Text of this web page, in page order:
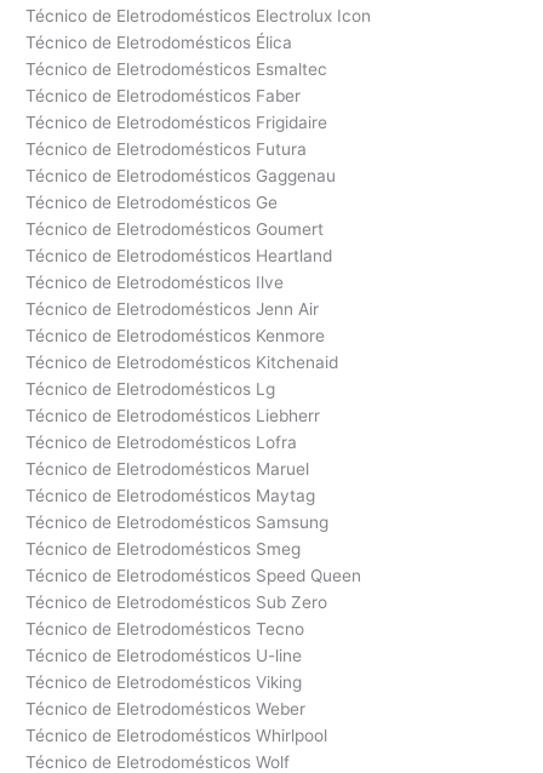
Técnico de Eletrodomésticos Electrolux Icon
Técnico de Eletrodomésticos Élica
Técnico de Eletrodomésticos Esmaltec
Técnico de Eletrodomésticos Faber
Técnico de Eletrodomésticos Frigidaire
Técnico de Eletrodomésticos Futura
Técnico de Eletrodomésticos Gaggenau
Técnico de Eletrodomésticos Ge
Técnico de Eletrodomésticos Goumert
Técnico de Eletrodomésticos Heartland
Técnico de Eletrodomésticos Ilve
Técnico de Eletrodomésticos Jenn Air
Técnico de Eletrodomésticos Kenmore
Técnico de Eletrodomésticos Kitchenaid
Técnico de Eletrodomésticos Lg
Técnico de Eletrodomésticos Liebherr
Técnico de Eletrodomésticos Lofra
Técnico de Eletrodomésticos Maruel
Técnico de Eletrodomésticos Maytag
Técnico de Eletrodomésticos Samsung
Técnico de Eletrodomésticos Smeg
Técnico de Eletrodomésticos Speed Queen
Técnico de Eletrodomésticos Sub Zero
Técnico de Eletrodomésticos Tecno
Técnico de Eletrodomésticos U-line
Técnico de Eletrodomésticos Viking
Técnico de Eletrodomésticos Weber
Técnico de Eletrodomésticos Whirlpool
Técnico de Eletrodomésticos Wolf